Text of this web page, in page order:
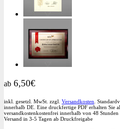
ab 6,50€
inkl. gesetzl. MwSt. zzgl. Versandkosten .
innerhalb DE. Eine druckfertige PDF erhalten Sie
versandkostenkostenfrei innerhalb von 48
Versand in 3-5 Tagen ab Druckfreigabe